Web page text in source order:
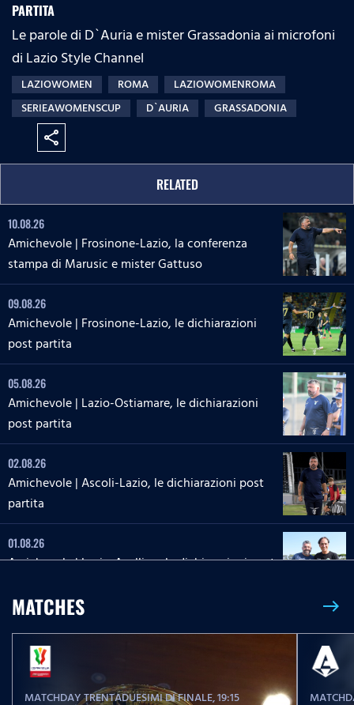
PARTITA
Le parole di D`Auria e mister Grassadonia ai microfoni
di Lazio Style Channel
LAZIOWOMEN ROMA
LAZIOWOMENROMA
SERIEAWOMENSCUP
D`AURIA GRASSADONIA
share
RELATED
10.08.26
Amichevole | Frosinone-Lazio, la conferenza
stampa di Marusic e mister Gattuso
09.08.26
Amichevole | Frosinone-Lazio, le dichiarazioni
post partita
05.08.26
Amichevole | Lazio-Ostiamare, le dichiarazioni
post partita
02.08.26
Amichevole | Ascoli-Lazio, le dichiarazioni post
partita
01.08.26
Amichevole | Lazio-Avellino, le dichiarazioni post
26.07.26
L'intervista a mister Gattuso
MATCHES east
MATCHDAY TRENTADUESIMI DI FINALE, 19:15